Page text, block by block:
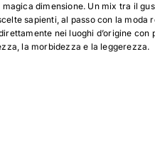
dimensione. Un mix tra il
sapienti, al passo con la
nei luoghi d’origine
la morbidezza e la leggerezza.